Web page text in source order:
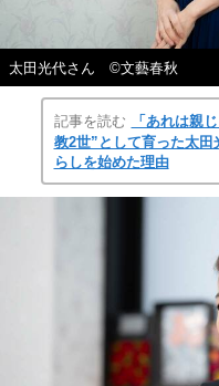
太田光代さん ©文藝春秋
記事を読む
「あれは親
教2世”として育った太
らしを始めた理由